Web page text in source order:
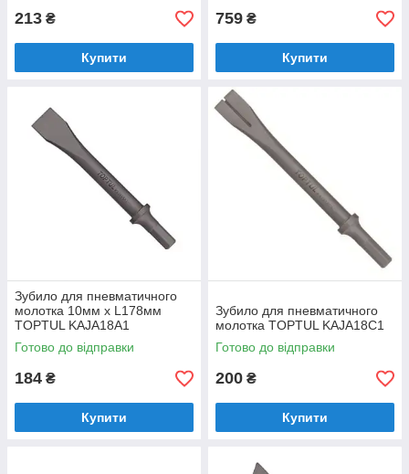
213 ₴
Купити
759 ₴
Купити
Зубило для пневматичного
молотка 10мм х L178мм
TOPTUL KAJA18A1
Готово до відправки
184 ₴
Купити
Зубило для пневматичного
молотка TOPTUL KAJA18C1
Готово до відправки
200 ₴
Купити